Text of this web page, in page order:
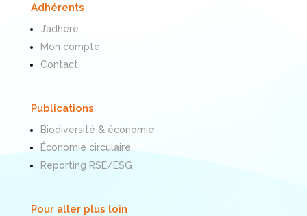
Adhérents
J’adhère
Mon compte
Contact
Publications
Biodiversité & économie
Économie circulaire
Reporting RSE/ESG
Pour aller plus loin